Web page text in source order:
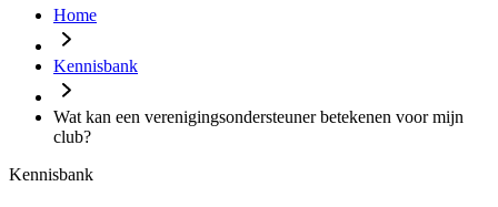
Home
Kennisbank
Wat kan een verenigingsondersteuner betekenen voor mijn
club?
Kennisbank